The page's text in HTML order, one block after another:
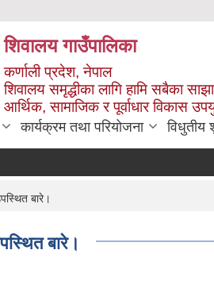
शिवालय गाउँपालिका
कर्णाली प्रदेश, नेपाल
शिवालय समृद्धीका लागि हामि सबैका
आर्थिक, सामाजिक र पूर्वाधार विकास
कार्यक्रम तथा परियोजना विधुतीय
बारे।
बारे।